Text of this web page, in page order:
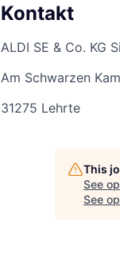
Kontakt
ALDI SE & Co. KG
Am Schwarzen
31275 Lehrte
This
See
See